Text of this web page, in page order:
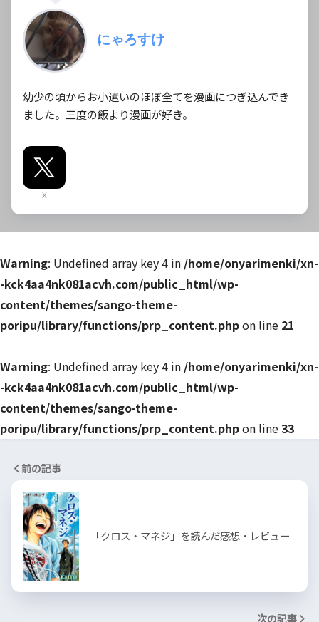
にゃろすけ
幼少の頃からお小遣いのほぼ全てを漫画につぎ込んでき
ました。三度の飯より漫画が好き。
X
Warning: Undefined array key 4 in /home/onyarimenki/xn-
-kck4aa4nk081acvh.com/public_html/wp-
content/themes/sango-theme-
poripu/library/functions/prp_content.phpon line 21
Warning: Undefined array key 4 in /home/onyarimenki/xn-
-kck4aa4nk081acvh.com/public_html/wp-
content/themes/sango-theme-
poripu/library/functions/prp_content.phpon line33
前の記事
「クロス・マネジ」を読んだ感想・レビュー
次の記事